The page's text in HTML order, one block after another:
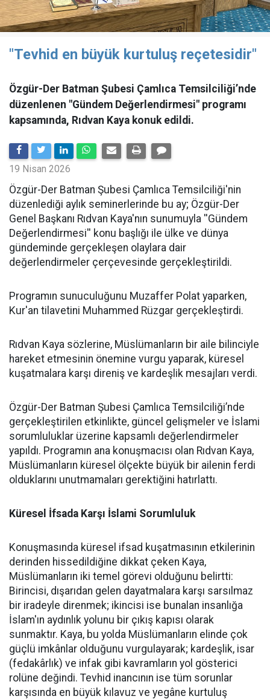
"Tevhid en büyük kurtuluş reçetesidir"
Özgür-Der Batman Şubesi Çamlıca Temsilciliği’nde
düzenlenen "Gündem Değerlendirmesi" programı
kapsamında, Rıdvan Kaya konuk edildi.
19 Nisan 2026
​Özgür-Der Batman Şubesi Çamlıca Temsilciliği'nin
düzenlediği aylık seminerlerinde bu ay; Özgür-Der
Genel Başkanı Rıdvan Kaya'nın sunumuyla ''Gündem
Değerlendirmesi'' konu başlığı ile ülke ve dünya
gündeminde gerçekleşen olaylara dair
değerlendirmeler çerçevesinde gerçekleştirildi.
Programın sunuculuğunu Muzaffer Polat yaparken,
Kur'an tilavetini Muhammed Rüzgar gerçekleştirdi.
Rıdvan Kaya sözlerine, Müslümanların bir aile bilinciyle
hareket etmesinin önemine vurgu yaparak, küresel
kuşatmalara karşı direniş ve kardeşlik mesajları verdi.
Özgür-Der Batman Şubesi Çamlıca Temsilciliği’nde
gerçekleştirilen etkinlikte, güncel gelişmeler ve İslami
sorumluluklar üzerine kapsamlı değerlendirmeler
yapıldı. Programın ana konuşmacısı olan Rıdvan Kaya,
Müslümanların küresel ölçekte büyük bir ailenin ferdi
olduklarını unutmamaları gerektiğini hatırlattı.
Küresel İfsada Karşı İslami Sorumluluk
Konuşmasında küresel ifsad kuşatmasının etkilerinin
derinden hissedildiğine dikkat çeken Kaya,
Müslümanların iki temel görevi olduğunu belirtti:
Birincisi, dışarıdan gelen dayatmalara karşı sarsılmaz
bir iradeyle direnmek; ikincisi ise bunalan insanlığa
İslam'ın aydınlık yolunu bir çıkış kapısı olarak
sunmaktır. Kaya, bu yolda Müslümanların elinde çok
güçlü imkânlar olduğunu vurgulayarak; kardeşlik, isar
(fedakârlık) ve infak gibi kavramların yol gösterici
rolüne değindi. Tevhid inancının ise tüm sorunlar
karşısında en büyük kılavuz ve yegâne kurtuluş